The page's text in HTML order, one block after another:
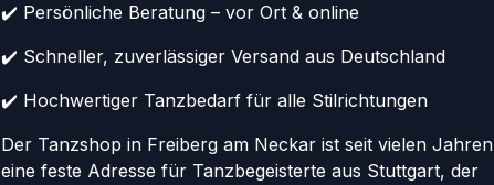
✔️ Persönliche Beratung – vor Ort & online
✔️ Schneller, zuverlässiger Versand aus Deutschland
✔️ Hochwertiger Tanzbedarf für alle Stilrichtungen
Der Tanzshop in Freiberg am Neckar ist seit vielen Jahren
eine feste Adresse für Tanzbegeisterte aus Stuttgart, der